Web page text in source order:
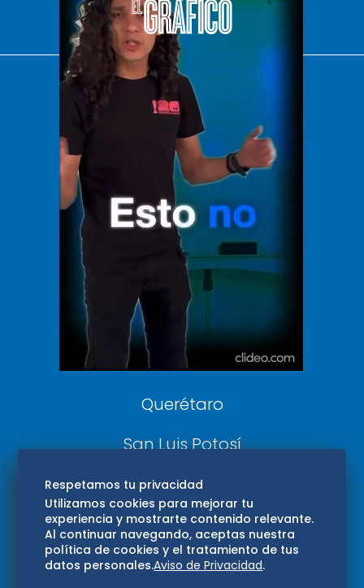
El Universal
Vive USA
Clase
De 10 sports
DeDinero
Confabulario
Aviso Oportuno
Consultas
Querétaro
San Luis Potosí
Edomex
Consultas
Hidalgo
Respetamos tu privacidad
Utilizamos cookies para mejorar tu
experiencia y mostrarte contenido relevante.
Al continuar navegando, aceptas nuestra
política de cookies y el tratamiento de tus
datos personales.Aviso de Privacidad.